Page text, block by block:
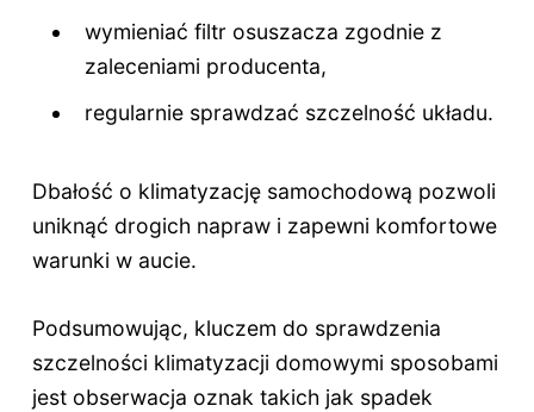
wymieniać filtr osuszacza zgodnie z
zaleceniami producenta,
regularnie sprawdzać szczelność układu.
Dbałość o klimatyzację samochodową pozwoli
uniknąć drogich napraw i zapewni komfortowe
warunki w aucie.
Podsumowując, kluczem do sprawdzenia
szczelności klimatyzacji domowymi sposobami
jest obserwacja oznak takich jak spadek